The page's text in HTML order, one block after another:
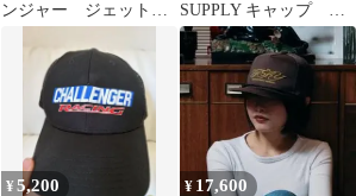
ンジャー ジェットキ
SUPPLY キャップ ブ
ラック 黒
¥5,200 ¥ 17,600